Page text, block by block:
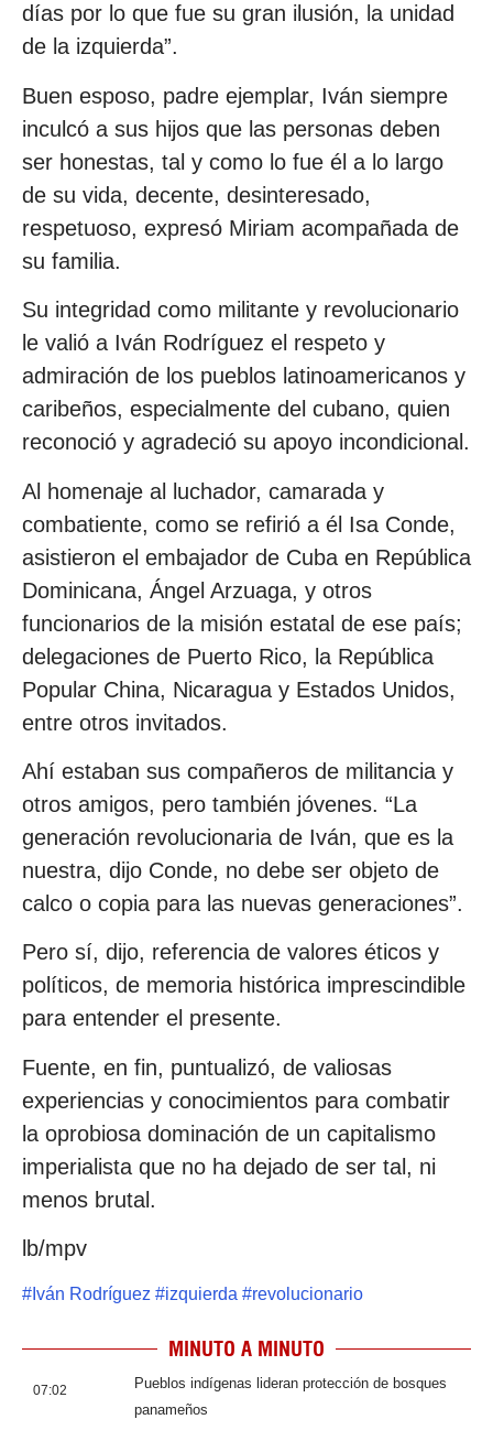
días por lo que fue su gran ilusión, la unidad
de la izquierda”.
Buen esposo, padre ejemplar, Iván siempre
inculcó a sus hijos que las personas deben
ser honestas, tal y como lo fue él a lo largo
de su vida, decente, desinteresado,
respetuoso, expresó Miriam acompañada de
su familia.
Su integridad como militante y revolucionario
le valió a Iván Rodríguez el respeto y
admiración de los pueblos latinoamericanos y
caribeños, especialmente del cubano, quien
reconoció y agradeció su apoyo incondicional.
Al homenaje al luchador, camarada y
combatiente, como se refirió a él Isa Conde,
asistieron el embajador de Cuba en República
Dominicana, Ángel Arzuaga, y otros
funcionarios de la misión estatal de ese país;
delegaciones de Puerto Rico, la República
Popular China, Nicaragua y Estados Unidos,
entre otros invitados.
Ahí estaban sus compañeros de militancia y
otros amigos, pero también jóvenes. “La
generación revolucionaria de Iván, que es la
nuestra, dijo Conde, no debe ser objeto de
calco o copia para las nuevas generaciones”.
Pero sí, dijo, referencia de valores éticos y
políticos, de memoria histórica imprescindible
para entender el presente.
Fuente, en fin, puntualizó, de valiosas
experiencias y conocimientos para combatir
la oprobiosa dominación de un capitalismo
imperialista que no ha dejado de ser tal, ni
menos brutal.
lb/mpv
# Iván Rodríguez #izquierda #revolucionario
MINUTO A MINUTO
07:02
Pueblos indígenas lideran protección de bosques
panameños